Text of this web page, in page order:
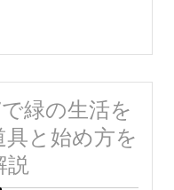
緑の生活を
と始め方を
説